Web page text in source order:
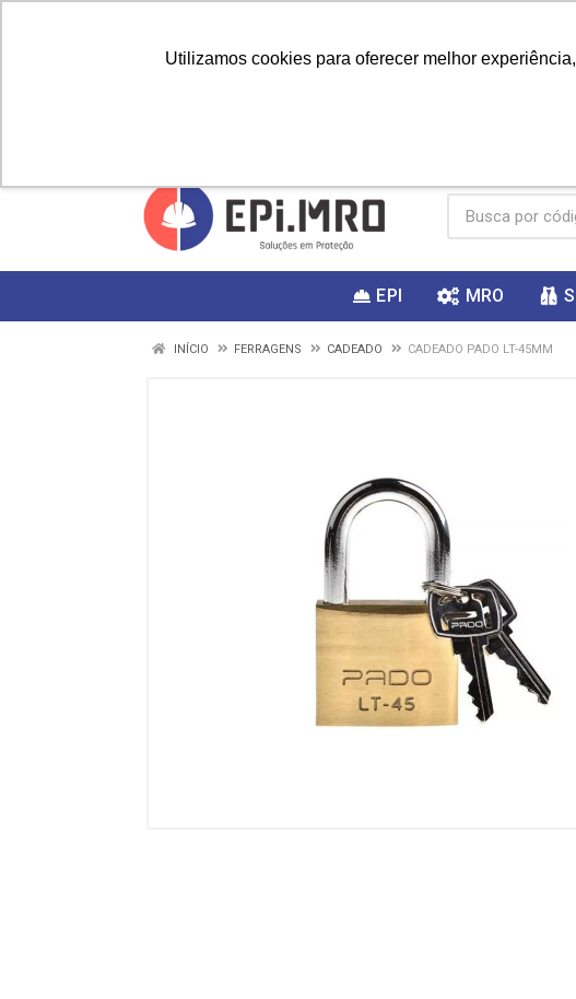
Utilizamos cookies para oferecer melhor
EPI MRO
INÍCIO FERRAGENS CADEADO CADEADO PADO LT-45MM